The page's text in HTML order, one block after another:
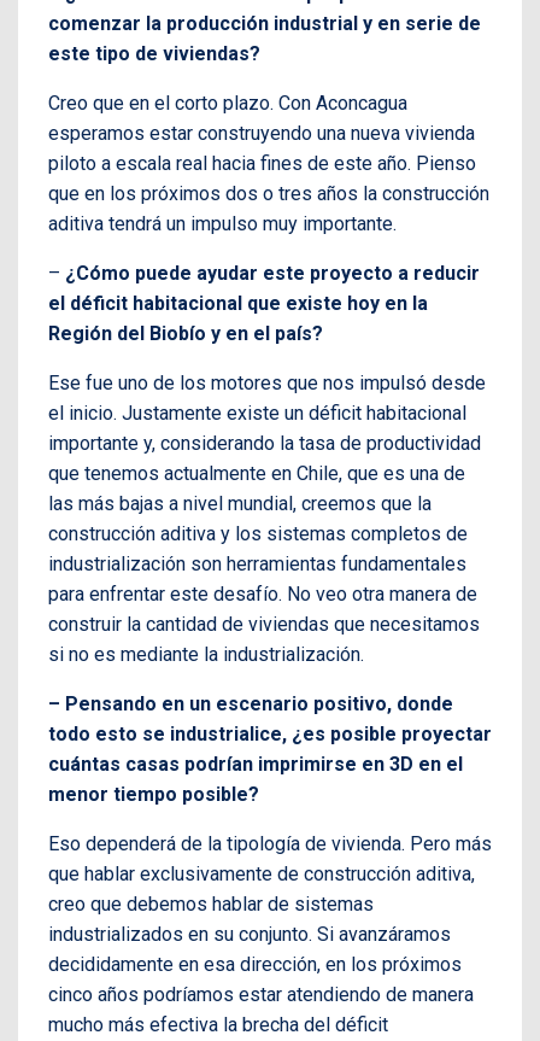
comenzar la producción industrial y en serie de
este tipo de viviendas?
Creo que en el corto plazo. Con Aconcagua
esperamos estar construyendo una nueva vivienda
piloto a escala real hacia fines de este año. Pienso
que en los próximos dos o tres años la construcción
aditiva tendrá un impulso muy importante.
– ¿Cómo puede ayudar este proyecto a reducir
el déficit habitacional que existe hoy en la
Región del Biobío y en el país?
Ese fue uno de los motores que nos impulsó desde
el inicio. Justamente existe un déficit habitacional
importante y, considerando la tasa de productividad
que tenemos actualmente en Chile, que es una de
las más bajas a nivel mundial, creemos que la
construcción aditiva y los sistemas completos de
industrialización son herramientas fundamentales
para enfrentar este desafío. No veo otra manera de
construir la cantidad de viviendas que necesitamos
si no es mediante la industrialización.
– Pensando en un escenario positivo, donde
todo esto se industrialice, ¿es posible proyectar
cuántas casas podrían imprimirse en 3D en el
menor tiempo posible?
Eso dependerá de la tipología de vivienda. Pero más
que hablar exclusivamente de construcción aditiva,
creo que debemos hablar de sistemas
industrializados en su conjunto. Si avanzáramos
decididamente en esa dirección, en los próximos
cinco años podríamos estar atendiendo de manera
mucho más efectiva la brecha del déficit